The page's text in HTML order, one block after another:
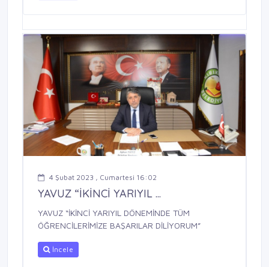
4 Şubat 2023 , Cumartesi 16:02
YAVUZ “İKİNCİ YARIYIL ...
YAVUZ “İKİNCİ YARIYIL DÖNEMİNDE TÜM
ÖĞRENCİLERİMİZE BAŞARILAR DİLİYORUM”
İncele